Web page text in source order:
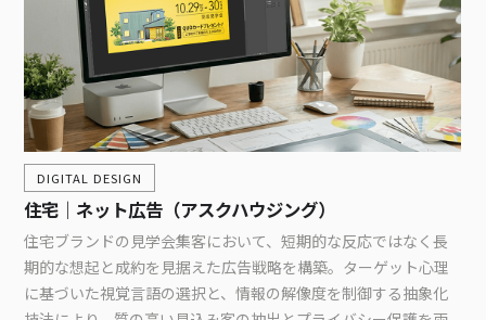
住宅｜ネット広告（アスクハウジング）
DIGITAL DESIGN
住宅ブランドの見学会集客において、短期的な反応ではなく長
期的な想起と成約を見据えた広告戦略を構築。ターゲット心理
に基づいた視覚言語の選択と、情報の解像度を制御する抽象化